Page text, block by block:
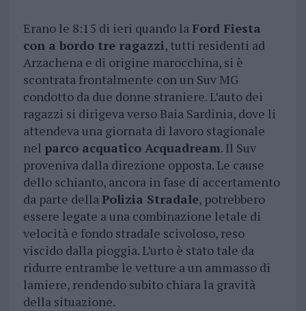
Erano le 8:15 di ieri quando la Ford Fiesta
con a bordo tre ragazzi, tutti residenti ad
Arzachena e di origine marocchina, si è
scontrata frontalmente con un Suv MG
condotto da due donne straniere. L’auto dei
ragazzi si dirigeva verso Baia Sardinia, dove li
attendeva una giornata di lavoro stagionale
nel parco acquatico Acquadream. Il Suv
proveniva dalla direzione opposta. Le cause
dello schianto, ancora in fase di accertamento
da parte dellaPolizia Stradale, potrebbero
essere legate a una combinazione letale di
velocità e fondo stradale scivoloso, reso
viscido dalla pioggia. L’urto è stato tale da
ridurre entrambe le vetture a un ammasso di
lamiere, rendendo subito chiara la gravità
della situazione.